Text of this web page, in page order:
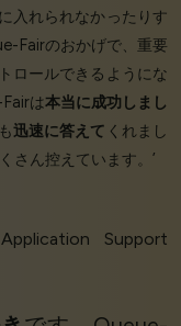
入れられなかったりす
Fairのおかげで、重要
ロールできるようにな
は本当に成功しまし
迅速に答えて くれまし
さん控えています。’
Support